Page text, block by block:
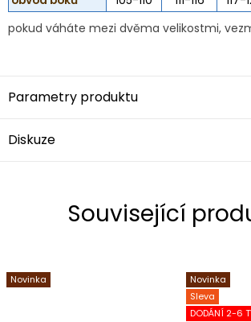
pokud váháte mezi dvěma velikostmi,
Parametry produktu
Diskuze
Související
Novinka
Novinka
Sleva
DODÁNÍ 2-6